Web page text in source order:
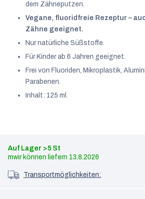
dem Zähneputzen.
Vegane, fluoridfreie Rezeptur –
Zähne geeignet.
Nur natürliche Süßstoffe.
Für Kinder ab 6 Jahren geeignet.
Frei von Fluoriden, Mikroplastik,
Parabenen.
Inhalt: 125 ml.
Auf Lager >5 St
13.8.2026
Transportmöglichkeiten: